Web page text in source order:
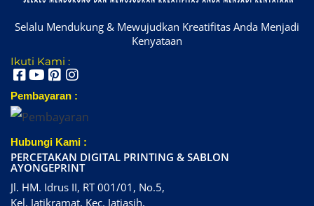
Selalu Mendukung & Mewujudkan Kreatifitas Anda Menjadi
Kenyataan
Ikuti Kami :
Pembayaran :
Hubungi Kami :
PERCETAKAN DIGITAL PRINTING & SABLON
AYONGEPRINT
Jl. HM. Idrus II, RT 001/01, No.5,
Kel. Jatikramat, Kec. Jatiasih,